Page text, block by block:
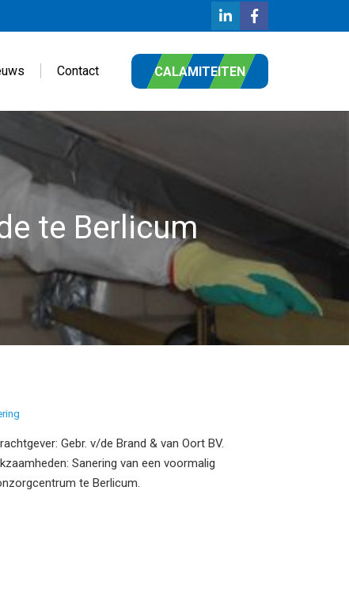
Contact CALAMITEITEN
te Berlicum
Gebr. v/de Brand & van Oort BV.
Sanering van een voormalig
te Berlicum.